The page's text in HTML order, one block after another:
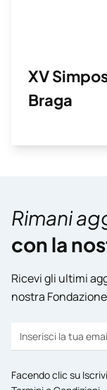
XV
Braga
Rimani
con la
Ricevi gli ultimi
nostra
Facendo clic su